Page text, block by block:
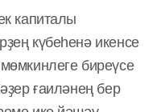
капиталы
күбеһенә икенсе
биреүсе
ғаиләнең бер